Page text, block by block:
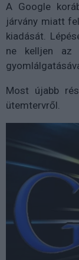
A Google
járvány miatt
kiadását.
ne kelljen az
Most újabb
ütemtervről.